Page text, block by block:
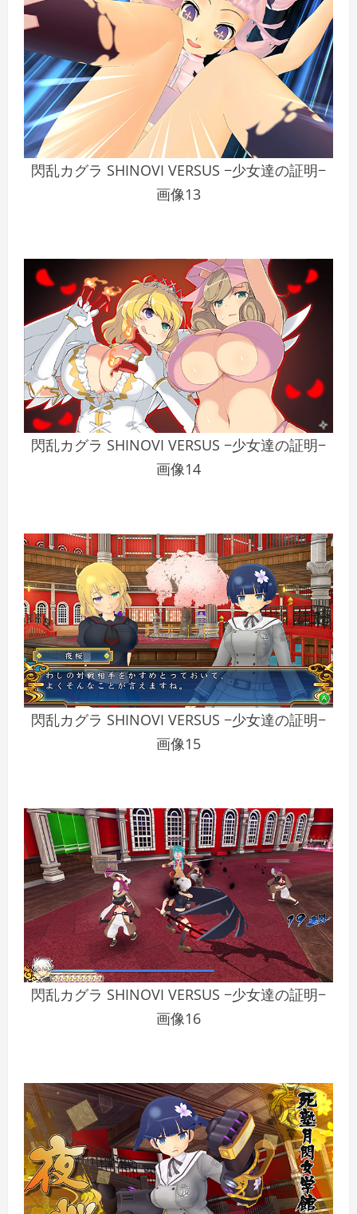
閃乱カグラ SHINOVI VERSUS −少女達の証明−
画像13
閃乱カグラ SHINOVI VERSUS −少女達の証明−
画像14
閃乱カグラ SHINOVI VERSUS −少女達の証明−
画像15
閃乱カグラ SHINOVI VERSUS −少女達の証明−
画像16